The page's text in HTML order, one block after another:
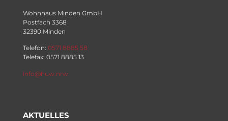
Wohnhaus Minden GmbH
Postfach 3368
32390 Minden
Telefon: 0571 8885 58
Telefax: 0571 8885 13
info@huw.nrw
AKTUELLES